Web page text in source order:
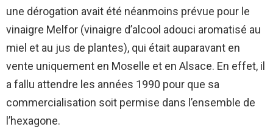
une dérogation avait été néanmoins prévue pour le
vinaigre Melfor (vinaigre d’alcool adouci aromatisé au
miel et au jus de plantes), qui était auparavant en
vente uniquement en Moselle et en Alsace. En effet, il
a fallu attendre les années 1990 pour que sa
commercialisation soit permise dans l’ensemble de
l’hexagone.